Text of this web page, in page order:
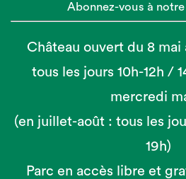
Abonnez-vous à
Château ouvert du 8 mai
tous les jours 10h-12h /
mercredi
(en juillet-août : tous les
19h)
Parc en accès libre et